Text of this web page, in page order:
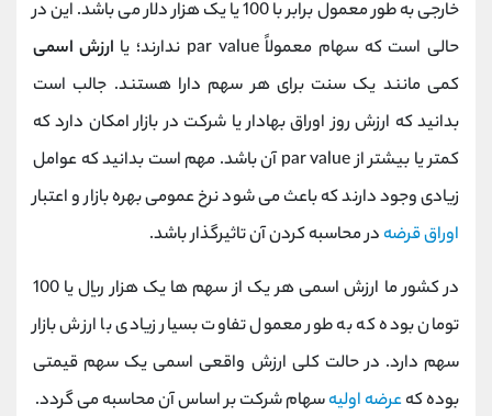
خارجی به طور معمول برابر با 100 یا یک هزار دلار می باشد. این در
حالی است که سهام معمولاً par value ندارند؛ یا
ارزش اسمی
کمی مانند یک سنت برای هر سهم دارا هستند. جالب است
بدانید که ارزش روز اوراق بهادار یا شرکت در بازار امکان دارد که
کمتر یا بیشتر از par value آن باشد. مهم است بدانید که عوامل
زیادی وجود دارند که باعث می شود نرخ عمومی بهره بازار و اعتبار
اوراق قرضه در محاسبه کردن آن تاثیرگذار باشد.
در کشور ما ارزش اسمی هر یک از سهم ها یک هزار ریال یا 100
تومان بوده که به طور معمول تفاوت بسیار زیادی با ارزش بازار
سهم دارد. در حالت کلی ارزش واقعی اسمی یک سهم قیمتی
بوده کهعرضه اولیهسهام شرکت بر اساس آن محاسبه می گردد.